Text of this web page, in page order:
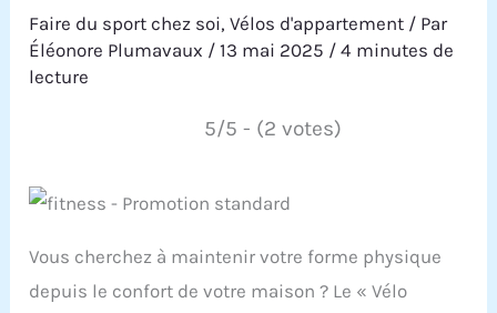
Faire du sport chez soi,Vélos d'appartement / Par
Éléonore Plumavaux /13 mai 2025 /4 minutes de
lecture
5/5 - (2 votes)
Vous cherchez à maintenir votre forme physique
depuis le confort de votre maison ? Le « Vélo